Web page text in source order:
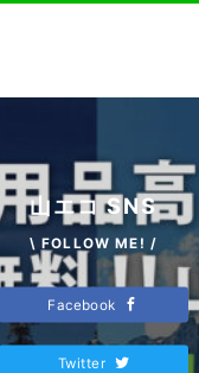
山エコ SNS
\ FOLLOW ME! /
Facebook
Twitter